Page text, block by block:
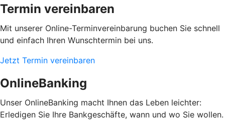
Termin vereinbaren
Mit unserer Online-Terminvereinbarung buchen Sie schnell
und einfach Ihren Wunschtermin bei uns.
Jetzt Termin vereinbaren
OnlineBanking
Unser OnlineBanking macht Ihnen das Leben leichter:
Erledigen Sie Ihre Bankgeschäfte, wann und wo Sie wollen.